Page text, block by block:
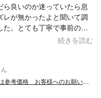
良いのか迷っていたら息
が無かったよと聞いて調
。とても丁寧で事前の連
続きを読む
電子ピアノ、エレクトーン専門 表示料金は参考価格 お客様へのお願い必読 回収対応